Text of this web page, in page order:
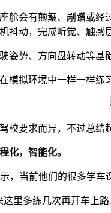
舱会有颠簸、剐蹭或
抖动，完成听觉、触感
姿势、方向盘转动等基
模拟环境中一样一样练
校要求而异，不过总
化，智能化。
，当前他们的很多学车
里多练几次再开车上路